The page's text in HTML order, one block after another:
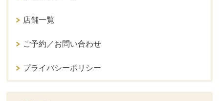
店舗一覧
ご予約／お問い合わせ
プライバシーポリシー